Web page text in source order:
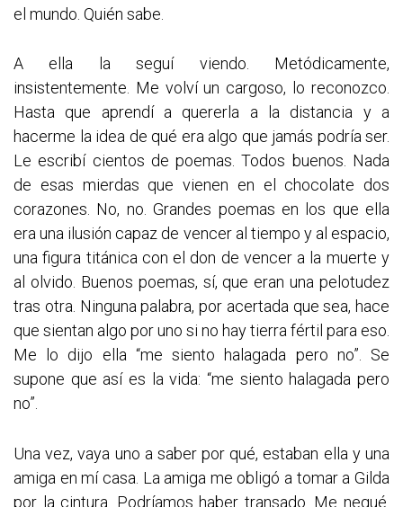
el mundo. Quién sabe.
A ella la seguí viendo. Metódicamente,
insistentemente. Me volví un cargoso, lo reconozco.
Hasta que aprendí a quererla a la distancia y a
hacerme la idea de qué era algo que jamás podría ser.
Le escribí cientos de poemas. Todos buenos. Nada
de esas mierdas que vienen en el chocolate dos
corazones. No, no. Grandes poemas en los que ella
era una ilusión capaz de vencer al tiempo y al espacio,
una figura titánica con el don de vencer a la muerte y
al olvido. Buenos poemas, sí, que eran una pelotudez
tras otra. Ninguna palabra, por acertada que sea, hace
que sientan algo por uno si no hay tierra fértil para eso.
Me lo dijo ella “me siento halagada pero no”. Se
supone que así es la vida: “me siento halagada pero
no”.
Una vez, vaya uno a saber por qué, estaban ella y una
amiga en mí casa. La amiga me obligó a tomar a Gilda
por la cintura. Podríamos haber transado. Me negué.